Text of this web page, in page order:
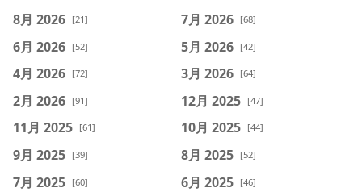
8月 2026 [21] 7月 2026 [68]
6月 2026 [52] 5月 2026 [42]
4月 2026 [72] 3月 2026 [64]
2月 2026 [91] 12月 2025 [47]
11月 2025 [61] 10月 2025 [44]
9月 2025 [39] 8月 2025 [52]
7月 2025 [60] 6月 2025 [46]